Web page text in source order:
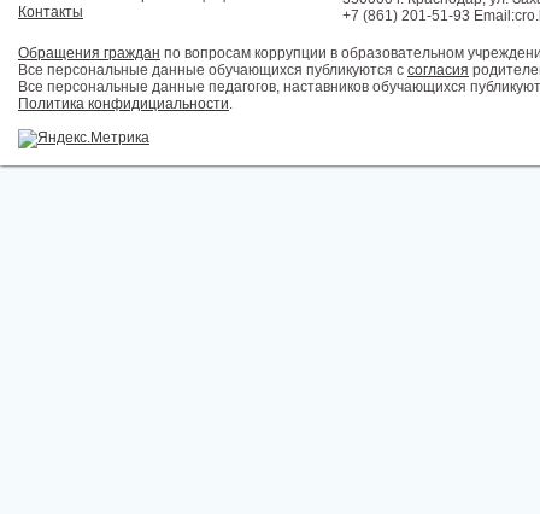
Контакты
+7 (861) 201-51-93
Обращения граждан по вопросам коррупции в образовательном
Все персональные данные обучающихся публикуются с согласия
Все персональные данные педагогов, наставников обучающихся
Политика конфидициальности.